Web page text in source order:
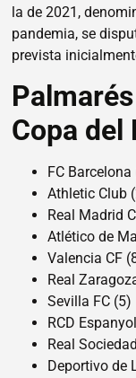
la de 2021,
pandemia, se
prevista
Copa del
FC Barcelona
Athletic Club
Real Madrid
Atlético de
Valencia CF
Real
Sevilla FC (5)
RCD
Real
Deportivo de